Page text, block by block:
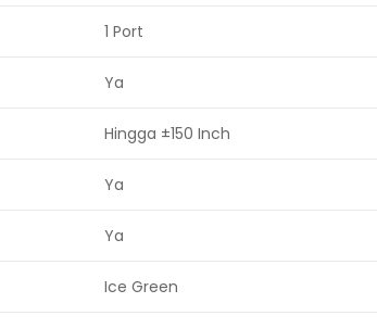
1 Port
Ya
Hingga ±150 Inch
Ya
Ya
Ice Green